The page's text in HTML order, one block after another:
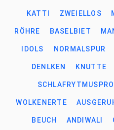
KATTI ZWEIELLOS
RÖHRE BASELBIET
IDOLS NORMALSPUR
DENLKEN KNUTTE
WOLKENERTE
BEUCH ANDIWALI